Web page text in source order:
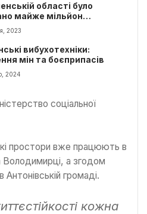
області було
майже мільйон
ламп
2023
вибухотехніки:
мін та боєприпасів
2024
соціальної
простори вже працюють в
Володимирці, а згодом
громаді.
кожна